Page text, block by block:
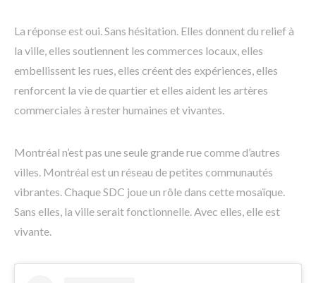
La réponse est oui. Sans hésitation. Elles donnent du relief à
la ville, elles soutiennent les commerces locaux, elles
embellissent les rues, elles créent des expériences, elles
renforcent la vie de quartier et elles aident les artères
commerciales à rester humaines et vivantes.
Montréal n’est pas une seule grande rue comme d’autres
villes. Montréal est un réseau de petites communautés
vibrantes. Chaque SDC joue un rôle dans cette mosaïque.
Sans elles, la ville serait fonctionnelle. Avec elles, elle est
vivante.